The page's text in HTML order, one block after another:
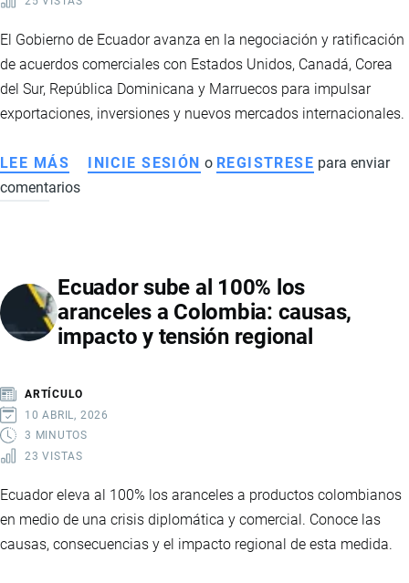
BILATERAL
El Gobierno de Ecuador avanza en la negociación y ratificación
de acuerdos comerciales con Estados Unidos, Canadá, Corea
del Sur, República Dominicana y Marruecos para impulsar
exportaciones, inversiones y nuevos mercados internacionales.
LEE MÁS SOBRE
ECUADOR
COMERCIAL
CON
NUEVOS
BUSCA
AMPLIAR
MERCADOS
INICIE SESIÓN o REGISTRESE para enviar
comentarios
Ecuador sube al 100% los
aranceles a Colombia: causas,
impacto y tensión regional
ARTÍCULO
10 ABRIL, 2026
3 MINUTOS
23 VISTAS
Ecuador eleva al 100% los aranceles a productos colombianos
en medio de una crisis diplomática y comercial. Conoce las
causas, consecuencias y el impacto regional de esta medida.